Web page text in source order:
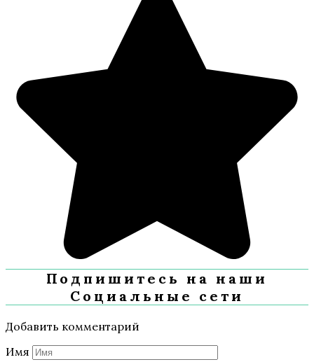
Подпишитесь на наши
Социальные сети
Добавить комментарий
Имя